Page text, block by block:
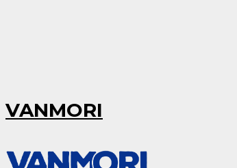
VANMORI